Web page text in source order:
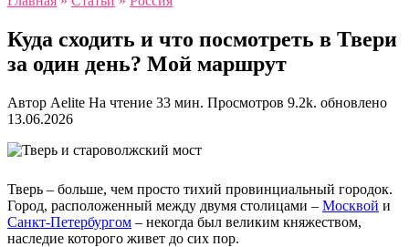
Куда сходить и что посмотреть в Твери
за один день? Мой маршрут
Автор Aelite На чтение 33 мин. Просмотров 9.2k. обновлено
13.06.2026
Тверь – больше, чем просто тихий провинциальный городок.
Город, расположенный между двумя столицами – Москвой и
Санкт-Петербургом – некогда был великим княжеством,
наследие которого живет до сих пор.